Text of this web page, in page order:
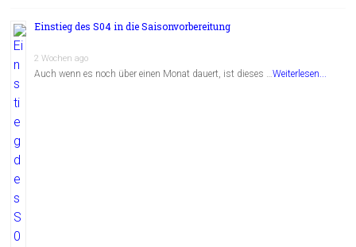
Einstieg des S04 in die Saisonvorbereitung
2 Wochen ago
Auch wenn es noch über einen Monat dauert, ist dieses …Weiterlesen...